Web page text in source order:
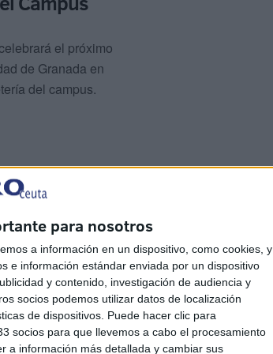
para nosotros
a información en un dispositivo, como cookies, y
e información estándar enviada por un dispositivo
y contenido, investigación de audiencia y
socios podemos utilizar datos de localización
de dispositivos. Puede hacer clic para
socios para que llevemos a cabo el procesamiento
a información más detallada y cambiar sus
el próximo
de Granada en
del campus.
su identidad yun
teóricos y prácticos
territorio ceutí.